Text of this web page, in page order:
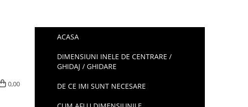
0,00
ACASA
DIMENSIUNI INELE DE CENTRARE /
GHIDAJ / GHIDARE
DE CE IMI SUNT NECESARE